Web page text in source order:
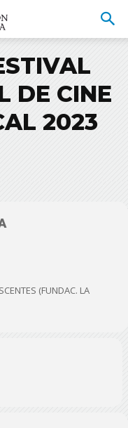
DE CINE
2023
(FUNDAC. LA